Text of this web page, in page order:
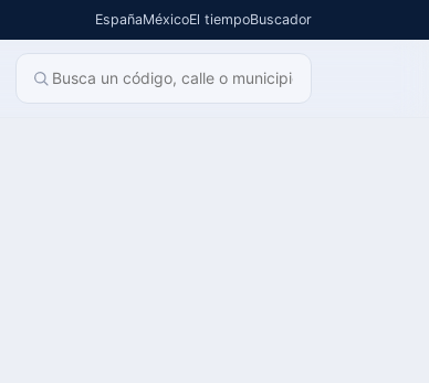
EspañaMéxicoEl tiempoBuscador